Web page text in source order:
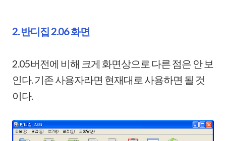
2. 반디집 2.06 화면
2.05버전에 비해 크게 화면상으로 다른 점은 안 보
인다. 기존 사용자라면 현재대로 사용하면 될 것
이다.